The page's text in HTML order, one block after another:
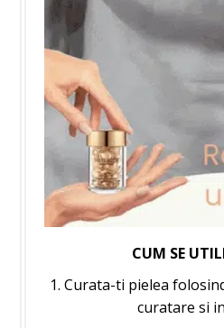
CUM SE
1. Curata-ti pielea
curatare si